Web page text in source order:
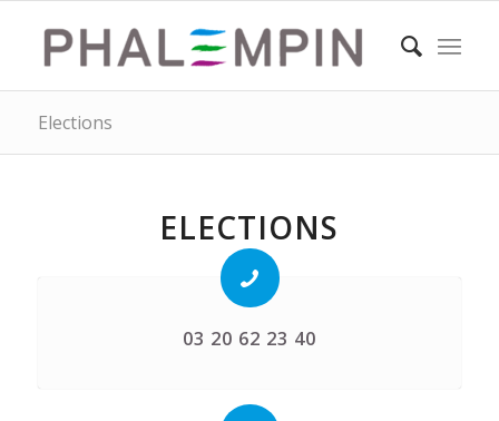
Elections
ELECTIONS
03 20 62 23 40